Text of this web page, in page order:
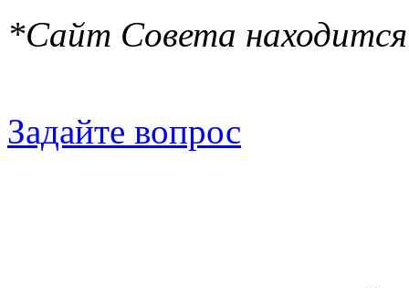
*Сайт Совета находится
Задайте вопрос